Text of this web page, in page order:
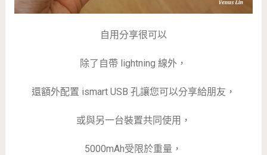
自用分享很可以
除了自帶 lightning 線外，
還額外配置 ismart USB 孔讓您可以分享給朋友，
或與另一台裝置共同使用，
5000mAh受限於重量，